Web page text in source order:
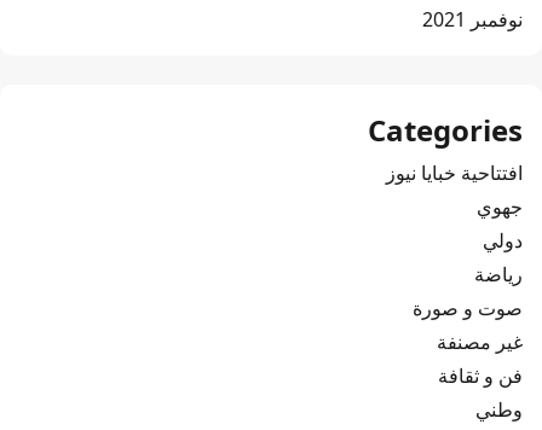
نوفمبر 2021
Categories
افتتاحية خبايا نيوز
جهوي
دولي
رياضة
صوت و صورة
غير مصنفة
فن و ثقافة
وطني